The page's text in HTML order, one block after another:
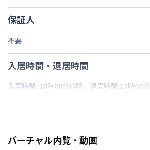
保証人
不要
入居時間・退居時間
入居時間: 10時00分以降、退居時間:13時00分
バーチャル内覧・動画